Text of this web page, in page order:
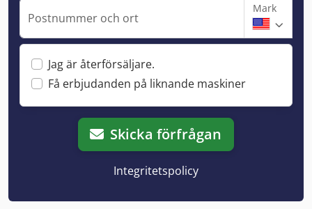
Postnummer och ort
Mark
Jag är återförsäljare.
Få erbjudanden på liknande maskiner
Skicka förfrågan
Integritetspolicy